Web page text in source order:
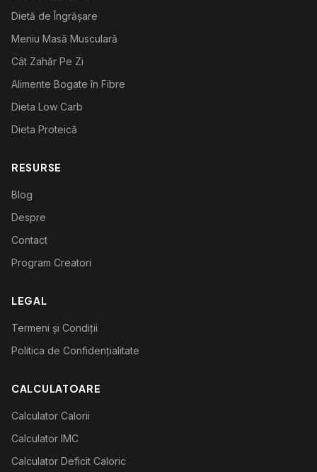
Dietă de Îngrășare
Meniu Masă Musculară
Cât Zahăr Pe Zi
Alimente Bogate în Fibre
Dieta Low Carb
Dieta Proteică
RESURSE
Blog
Despre
Contact
Program Creatori
LEGAL
Termeni și Condiții
Politica de Confidențialitate
CALCULATOARE
Calculator Calorii
Calculator IMC
Calculator Deficit Caloric